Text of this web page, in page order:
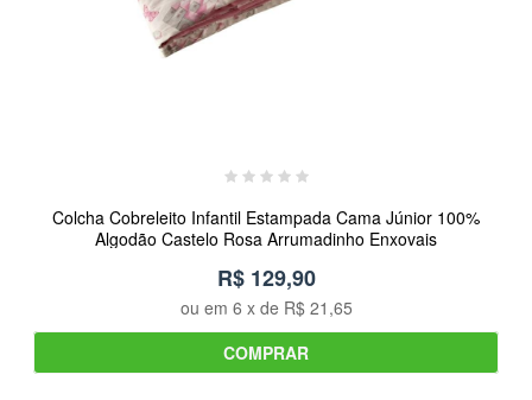
Colcha Cobreleito Infantil Estampada Cama Júnior 100%
Algodão Castelo Rosa Arrumadinho Enxovais
R$ 129,90
ou em 6 x de R$ 21,65
COMPRAR